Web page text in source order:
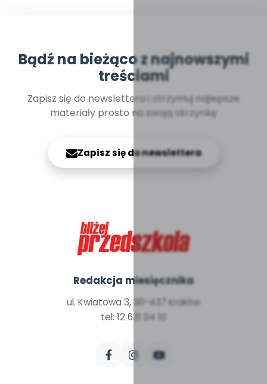
Bądź na bieżąco z najnowszymi
treściami
Zapisz się do newslettera i otrzymuj najlepsze
materiały prosto na swoją skrzynkę
Zapisz się do newslettera
Redakcja miesięcznika
ul. Kwiatowa 3, 30-437 Kraków
tel: 12 631 04 10